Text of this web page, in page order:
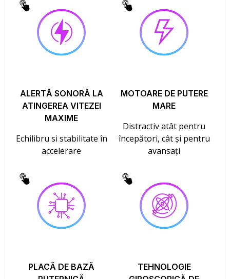
ALERTĂ SONORĂ LA
ATINGEREA VITEZEI
MAXIME
Echilibru si stabilitate în
accelerare
MOTOARE DE PUTERE
MARE
Distractiv atât pentru
începători, cât și pentru
avansați
PLACĂ DE BAZĂ
TEHNOLOGIE